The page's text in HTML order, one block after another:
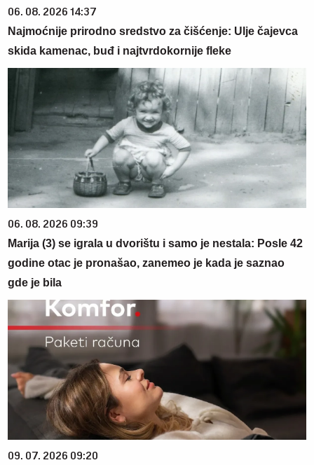
06. 08. 2026 14:37
Najmoćnije prirodno sredstvo za čišćenje: Ulje čajevca
skida kamenac, buđ i najtvrdokornije fleke
06. 08. 2026 09:39
Marija (3) se igrala u dvorištu i samo je nestala: Posle 42
godine otac je pronašao, zanemeo je kada je saznao
gde je bila
09. 07. 2026 09:20